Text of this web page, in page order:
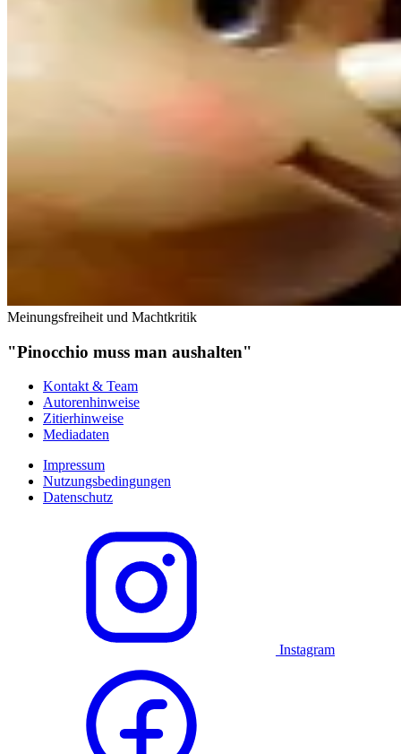
Meinungsfreiheit und Machtkritik
"Pinocchio muss man aushalten"
Kontakt & Team
Autorenhinweise
Zitierhinweise
Mediadaten
Impressum
Nutzungsbedingungen
Datenschutz
Instagram